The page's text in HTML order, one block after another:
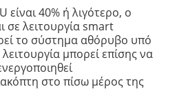
40% ή λιγότερο, ο
σε λειτουργία smart
το σύστημα αθόρυβο υπό
μπορεί επίσης να
στο πίσω μέρος της